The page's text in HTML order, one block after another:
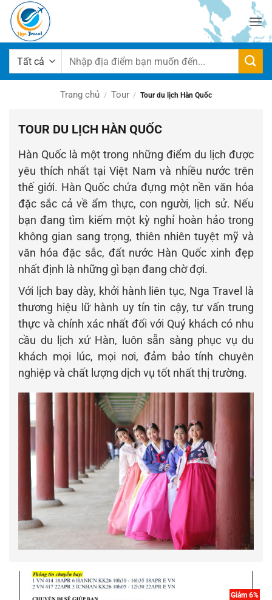
qua
dung
Tìm
Trang chủ / Tour / Tour du lịch Hàn Quốc
TOUR DU LỊCH HÀN QUỐC
Hàn Quốc là một trong những điểm du lịch được
yêu thích nhất tại Việt Nam và nhiều nước trên
thế giới. Hàn Quốc chứa đựng một nền văn hóa
đặc sắc cả về ẩm thực, con người, lịch sử. Nếu
bạn đang tìm kiếm một kỳ nghỉ hoàn hảo trong
không gian sang trọng, thiên nhiên tuyệt mỹ và
văn hóa đặc sắc, đất nước Hàn Quốc xinh đẹp
nhất định là những gì bạn đang chờ đợi.
Với lịch bay dày, khởi hành liên tục, Nga Travel là
thương hiệu lữ hành uy tín tin cậy, tư vấn trung
thực và chính xác nhất đối với Quý khách có nhu
cầu du lịch xứ Hàn, luôn sẵn sàng phục vụ du
khách mọi lúc, mọi nơi, đảm bảo tính chuyên
nghiệp và chất lượng dịch vụ tốt nhất thị trường.
Giảm 6%